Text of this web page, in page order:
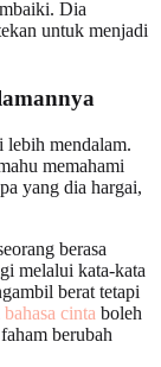
Dia
untuk menjadi
lebih mendalam.
memahami
yang dia hargai,
berasa
melalui kata-kata
berat tetapi
cinta boleh
berubah